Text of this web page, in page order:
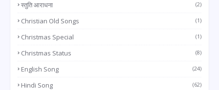
स्तुति आराधना (2)
Christian Old Songs (1)
Christmas Special (1)
Christmas Status (8)
English Song (24)
Hindi Song (62)